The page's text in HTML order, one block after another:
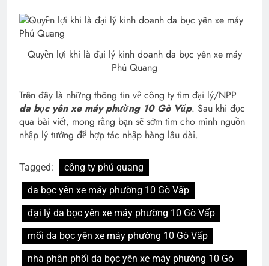
Quyền lợi khi là đại lý kinh doanh da bọc yên xe máy
Phú Quang
Trên đây là những thông tin về công ty tìm đại lý/NPP
da bọc yên xe máy phường 10 Gò Vấp. Sau khi đọc
qua bài viết, mong rằng bạn sẽ sớm tìm cho mình nguồn
nhập lý tưởng để hợp tác nhập hàng lâu dài.
Tagged:
công ty phú quang
da bọc yên xe máy phường 10 Gò Vấp
đại lý da bọc yên xe máy phường 10 Gò Vấp
mối da bọc yên xe máy phường 10 Gò Vấp
nhà phân phối da bọc yên xe máy phường 10 Gò